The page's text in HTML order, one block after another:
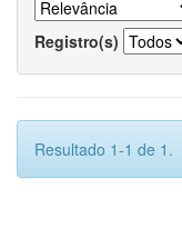
Registro(s)
Resultado 1-1 de 1.